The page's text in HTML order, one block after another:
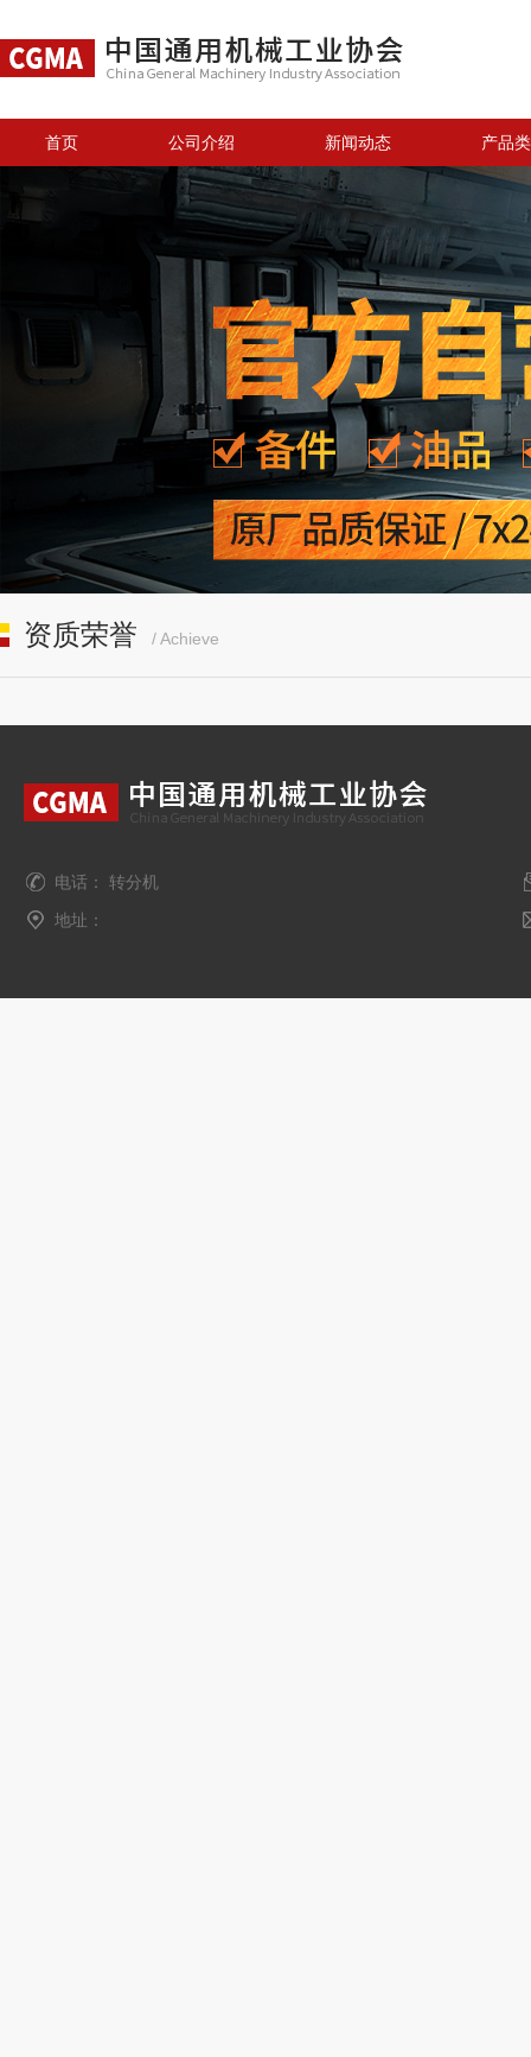
首页 公司介绍 新闻动态 产品
资质荣誉 / Achieve
电话： 转分机
地址：